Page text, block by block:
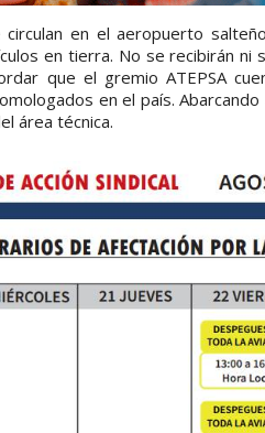
en el aeropuerto
en tierra. No se recibirán ni
que el gremio ATEPSA
en el país.
área técnica.